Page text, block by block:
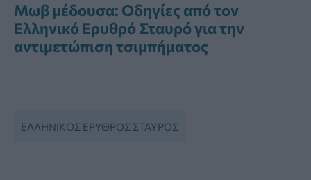
Μωβ μέδουσα: Οδηγίες από τον
Ελληνικό Ερυθρό Σταυρό για την
αντιμετώπιση τσιμπήματος
ΕΛΛΗΝΙΚΌΣ ΕΡΥΘΡΌΣ ΣΤΑΥΡΌΣ